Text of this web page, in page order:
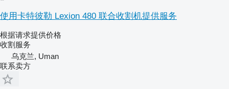
使用卡特彼勒 Lexion 480 联合收割机提供服务
根据请求提供价格
收割服务
乌克兰, Uman
联系卖方